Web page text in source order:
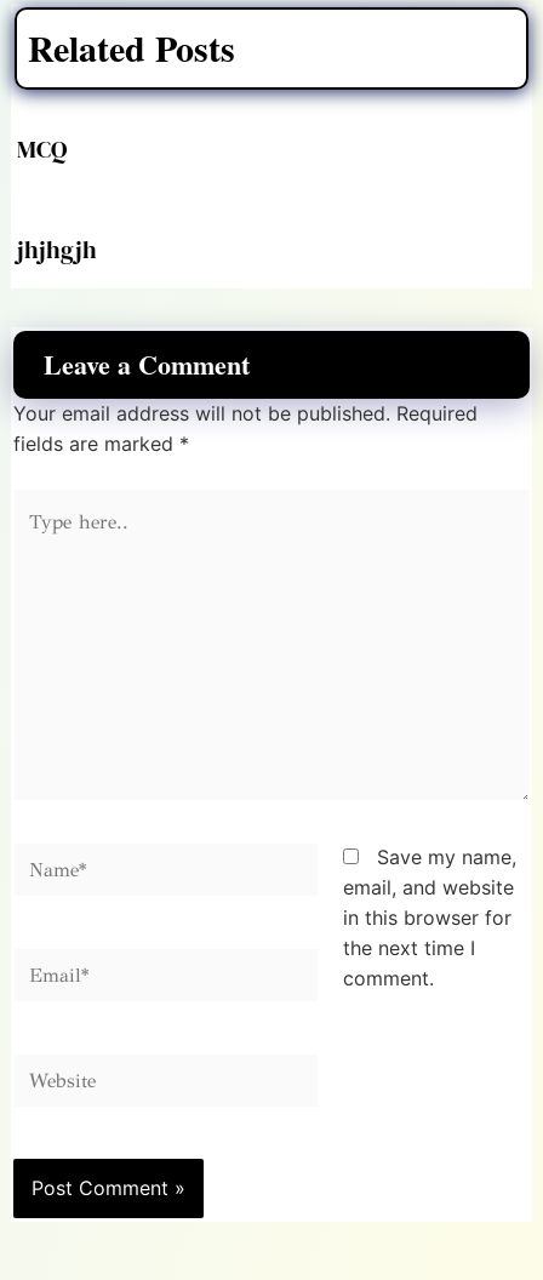
Related Posts
MCQ
jhjhgjh
Leave a Comment
Your email address will not be published. Required
fields are marked *
here..
Save my name,
email, and website
in this browser for
the next time I
comment.